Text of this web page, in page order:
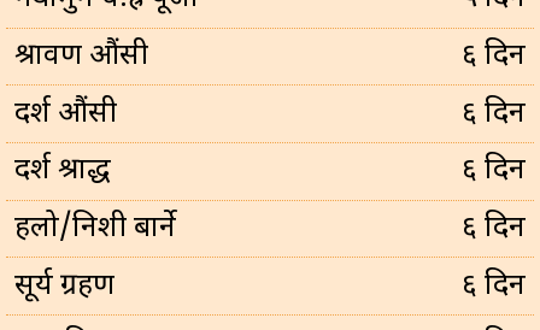
श्रावण औंसी
६ दिन
दर्श औंसी
६ दिन
दर्श श्राद्ध
६ दिन
हलो/निशी बार्ने
६ दिन
सूर्य ग्रहण
६ दिन